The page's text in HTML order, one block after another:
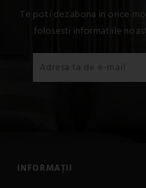
Te poti dezabona in orice
folosesti informatiile
INFORMAȚII